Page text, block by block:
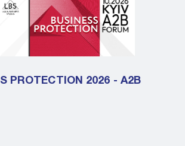
PROTECTION 2026 - A2B